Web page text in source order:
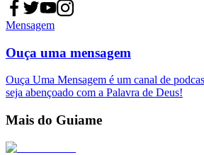
Mensagem
Ouça uma mensagem
Ouça Uma Mensagem é um canal de
seja abençoado com a Palavra de Deus!
Mais do Guiame